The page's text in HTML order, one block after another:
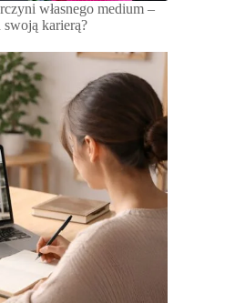
własnego medium –
karierą?